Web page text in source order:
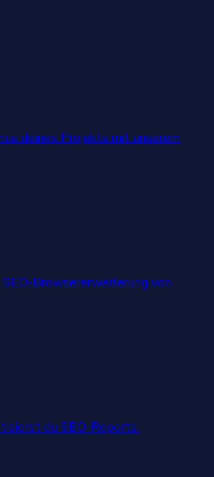
deines Projekts mit unserem
Browsererweiterung von
du SEO-Reports.